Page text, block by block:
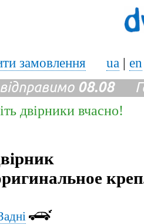
замовлення ua | en
08.08
двірники вчасно!